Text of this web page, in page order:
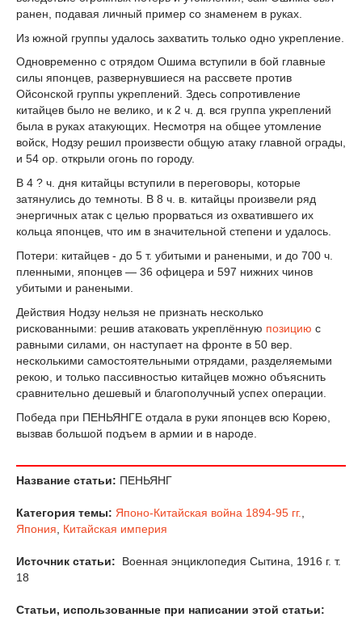
ранен, подавая личный пример со знаменем в руках.
Из южной группы удалось захватить только одно укрепление.
Одновременно с отрядом Ошима вступили в бой главные
силы японцев, развернувшиеся на рассвете против
Ойсонской группы укреплений. Здесь сопротивление
китайцев было не велико, и к 2 ч. д. вся группа укреплений
была в руках атакующих. Несмотря на общее утомление
войск, Нодзу решил произвести общую атаку главной ограды,
и 54 ор. открыли огонь по городу.
В 4 ? ч. дня китайцы вступили в переговоры, которые
затянулись до темноты. В 8 ч. в. китайцы произвели ряд
энергичных атак с целью прорваться из охватившего их
кольца японцев, что им в значительной степени и удалось.
Потери: китайцев - до 5 т. убитыми и ранеными, и до 700 ч.
пленными, японцев — 36 офицера и 597 нижних чинов
убитыми и ранеными.
Действия Нодзу нельзя не признать несколько
рискованными: решив атаковать укреплённую позицию с
равными силами, он наступает на фронте в 50 вер.
несколькими самостоятельными отрядами, разделяемыми
рекою, и только пассивностью китайцев можно объяснить
сравнительно дешевый и благополучный успех операции.
Победа при ПЕНЬЯНГЕ отдала в руки японцев всю Корею,
вызвав большой подъем в армии и в народе.
Название статьи: ПЕНЬЯНГ
Категория темы: Японо-Китайская война 1894-95 гг.,
Япония, Китайская империя
Источник статьи:
Военная энциклопедия Сытина, 1916 г. т.
18
Статьи, использованные при написании этой статьи: